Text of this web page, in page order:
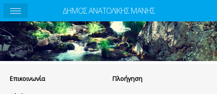
Eπικοινωνία Πλοήγηση
ΔΗΜΟΣ ΑΝΑΤΟΛΙΚΗΣ ΜΑΝΗΣ